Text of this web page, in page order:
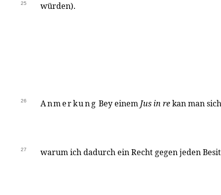
25 würden).
26 Anmerkung Bey einem Jus in rekan man
27 warum ich dadurch ein Recht gegen jeden